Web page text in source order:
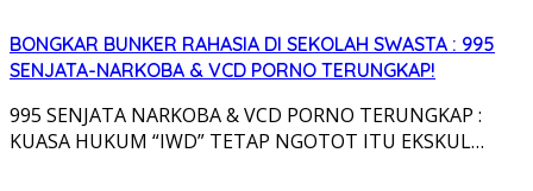
BONGKAR BUNKER RAHASIA DI SEKOLAH SWASTA : 995
SENJATA-NARKOBA & VCD PORNO TERUNGKAP!
995 SENJATA NARKOBA & VCD PORNO TERUNGKAP :
KUASA HUKUM “IWD” TETAP NGOTOT ITU EKSKUL…